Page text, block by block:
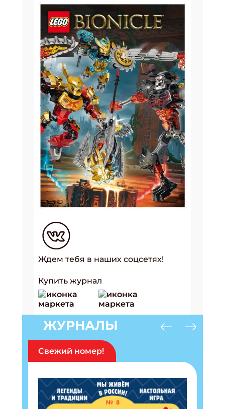
Ждем тебя в наших соцсетях!
Купить журнал
ЖУРНАЛЫ
Свежий номер!